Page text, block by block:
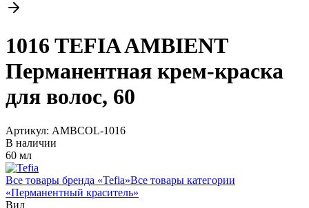
1016 TEFIA AMBIENT
Перманентная крем-краска
для волос, 60
Артикул: AMBCOL-1016
В наличии
60 мл
Все товары бренда «Tefia»Все товары категории
«Перманентный краситель»
Вид